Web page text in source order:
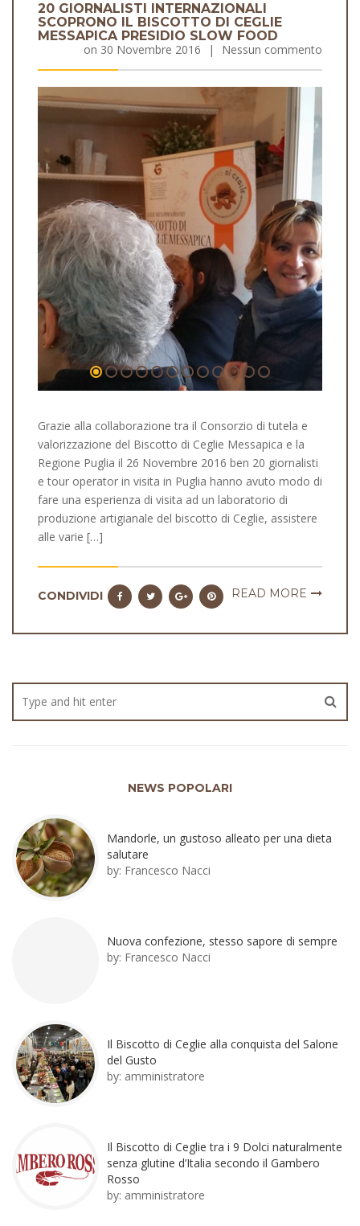
20 GIORNALISTI INTERNAZIONALI
SCOPRONO IL BISCOTTO DI CEGLIE
MESSAPICA PRESIDIO SLOW FOOD
on 30 Novembre 2016 | Nessun commento
Grazie alla collaborazione tra il Consorzio di tutela e
valorizzazione del Biscotto di Ceglie Messapica e la
Regione Puglia il 26 Novembre 2016 ben 20 giornalisti
e tour operator in visita in Puglia hanno avuto modo di
fare una esperienza di visita ad un laboratorio di
produzione artigianale del biscotto di Ceglie, assistere
alle varie […]
CONDIVIDI READ MORE
NEWS POPOLARI
Mandorle, un gustoso alleato per una dieta
salutare
by: Francesco Nacci
Nuova confezione, stesso sapore di sempre
by: Francesco Nacci
Il Biscotto di Ceglie alla conquista del Salone
del Gusto
by: amministratore
Il Biscotto di Ceglie tra i 9 Dolci naturalmente
senza glutine d’Italia secondo il Gambero
Rosso
by: amministratore